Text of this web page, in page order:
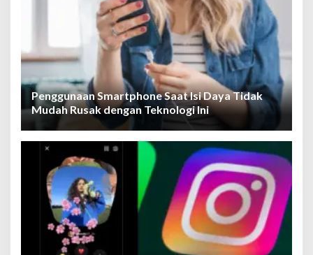
Penggunaan Smartphone Saat Isi Daya Tidak
Mudah Rusak dengan Teknologi Ini